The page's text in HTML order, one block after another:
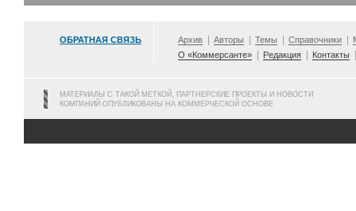
ОБРАТНАЯ СВЯЗЬ Архив Авторы Темы Справочники
О «Коммерсанте»
Редакция Контакты
МАТЕРИАЛЫ С ТАКОЙ МЕТКОЙ, ПАРТНЕРСКИЕ ПРОЕКТЫ И НОВОСТИ
КОМПАНИЙ ОПУБЛИКОВАНЫ НА КОММЕРЧЕСКОЙ ОСНОВЕ